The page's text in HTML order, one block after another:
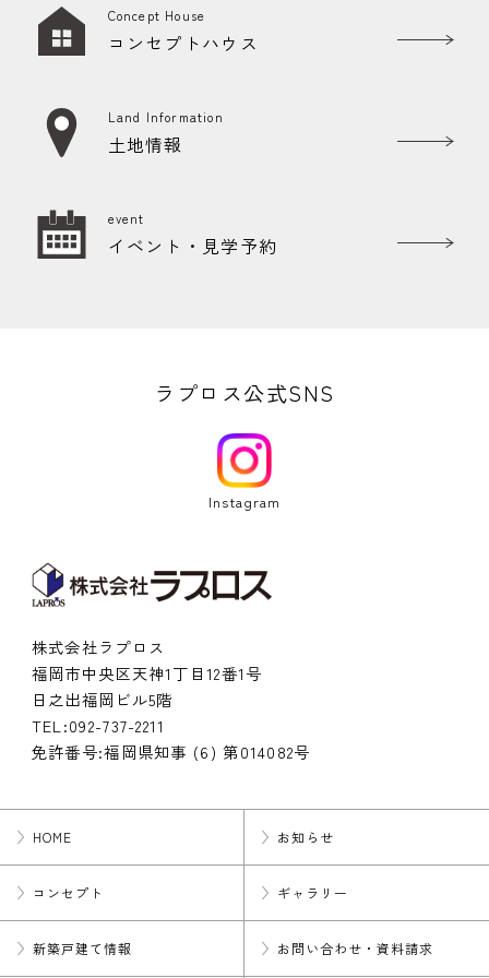
Concept House
コンセプトハウス
Land Information
土地情報
event
イベント・見学予約
ラプロス公式SNS
Instagram
株式会社ラプロス
福岡市中央区天神1丁目12番1号
日之出福岡ビル5階
TEL:092-737-2211
免許番号:福岡県知事 (6) 第014082号
HOME お知らせ
コンセプト ギャラリー
新築戸建て情報 お問い合わせ・資料請求